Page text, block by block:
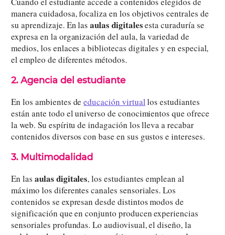
manera cuidadosa, focaliza en los objetivos centrales de
su aprendizaje. En lasaulas digitalesesta curaduría se
expresa en la organización del aula, la variedad de
medios, los enlaces a bibliotecas digitales y en especial,
el empleo de diferentes métodos.
2. Agencia del estudiante
En los ambientes deeducación virtuallos estudiantes
están ante todo el universo de conocimientos que ofrece
la web. Su espíritu de indagación los lleva a recabar
contenidos diversos con base en sus gustos e intereses.
3. Multimodalidad
En lasaulas digitales, los estudiantes emplean al
máximo los diferentes canales sensoriales. Los
contenidos se expresan desde distintos modos de
significación que en conjunto producen experiencias
sensoriales profundas. Lo audiovisual, el diseño, la